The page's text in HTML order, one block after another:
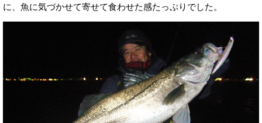
に、魚に気づかせて寄せて食わせた感たっぷりでした。